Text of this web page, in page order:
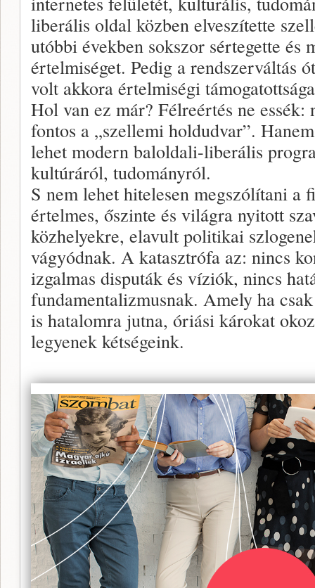
liberális oldal közben elveszítette
utóbbi években sokszor sértegette és
értelmiséget. Pedig a rendszerváltás
volt akkora értelmiségi
Hol van ez már? Félreértés ne
fontos a „szellemi holdudvar”.
lehet modern baloldali-liberális
kultúráról, tudományról.
S nem lehet hitelesen megszólítani a
értelmes, őszinte és világra nyitott
közhelyekre, elavult politikai
vágyódnak. A katasztrófa az: nincs
izgalmas disputák és víziók, nincs
fundamentalizmusnak. Amely ha
is hatalomra jutna, óriási károkat
legyenek kétségeink.